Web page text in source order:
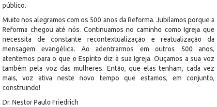
público.
Muito nos alegramos com os 500 anos da Reforma. Jubilamos porque a
Reforma chegou até nós. Continuamos no caminho como Igreja que
necessita de constante recontextualização e reatualização da
mensagem evangélica. Ao adentrarmos em outros 500 anos,
atentemos para o que o Espírito diz à sua Igreja. Ouçamos a sua voz
também pela voz das mulheres. Então, que elas tenham, cada vez
mais, voz ativa neste novo tempo que estamos, em conjunto,
construindo!
Dr. Nestor Paulo Friedrich